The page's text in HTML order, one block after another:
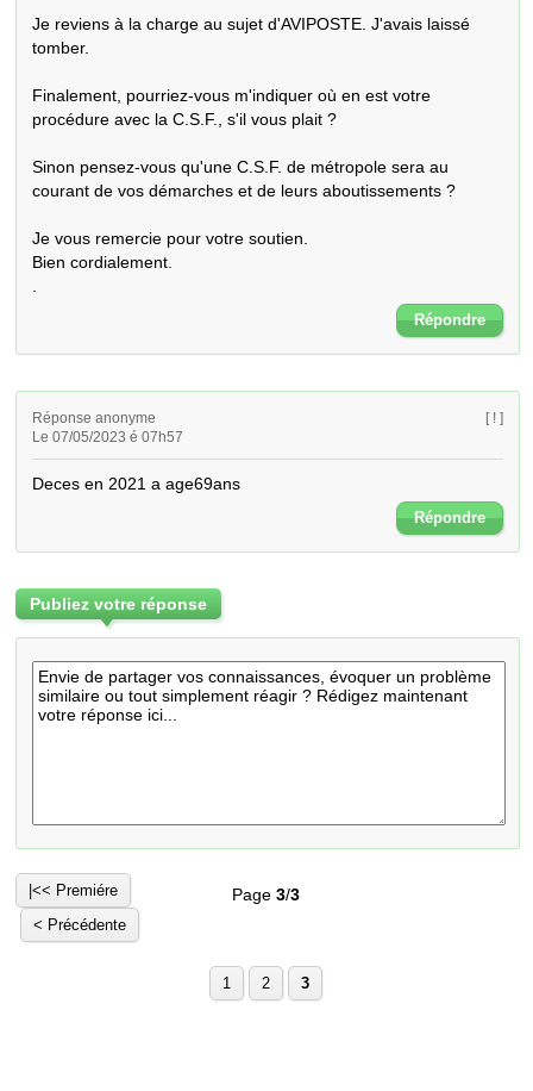
Je reviens à la charge au sujet d'AVIPOSTE. J'avais laissé
tomber.
Finalement, pourriez-vous m'indiquer où en est votre
procédure avec la C.S.F., s'il vous plait ?
Sinon pensez-vous qu'une C.S.F. de métropole sera au
courant de vos démarches et de leurs aboutissements ?
Je vous remercie pour votre soutien.
Bien cordialement.
Répondre
Réponse anonyme
Le 07/05/2023 é 07h57
[ ! ]
Deces en 2021 a age69ans
Répondre
Publiez votre réponse
|<< Premiére
< Précédente
Page3/3
1 2 3